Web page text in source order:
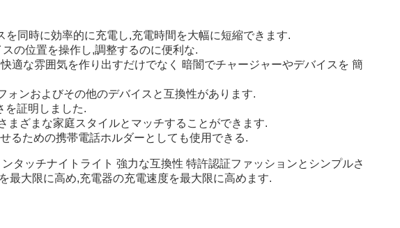
同時に効率的に充電し,充電時間を大幅に短縮できます.
の位置を操作し,調整するのに便利な.
適な雰囲気を作り出すだけでなく 暗闇でチャージャーやデバイスを 簡
ンおよびその他のデバイスと互換性があります.
を証明しました.
ざまな家庭スタイルとマッチすることができます.
るための携帯電話ホルダーとしても使用できる.
タッチナイトライト 強力な互換性 特許認証ファッションとシンプルさ
最大限に高め,充電器の充電速度を最大限に高めます.